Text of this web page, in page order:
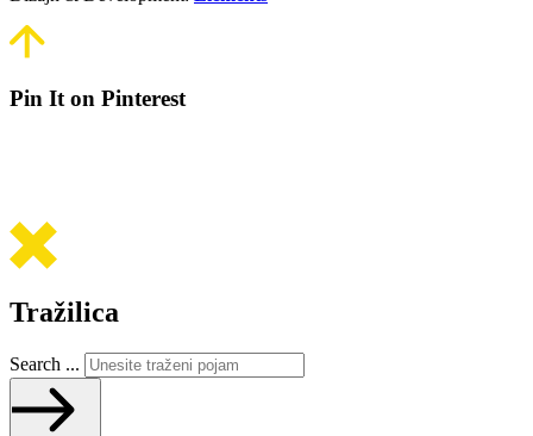
Pin It on Pinterest
Tražilica
Search ...